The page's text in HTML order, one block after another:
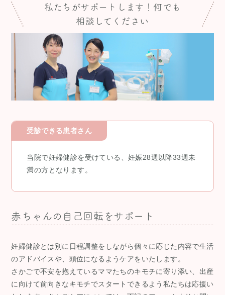
私たちがサポートします！何でも
相談してください
受診できる患者さん
当院で妊婦健診を受けている、妊娠28週以降33週未
満の方となります。
赤ちゃんの自己回転をサポート
妊婦健診とは別に日程調整をしながら個々に応じた内容で生活
のアドバイスや、頭位になるようケアをいたします。
さかごで不安を抱えているママたちのキモチに寄り添い、出産
に向けて前向きなキモチでスタートできるよう私たちは応援い